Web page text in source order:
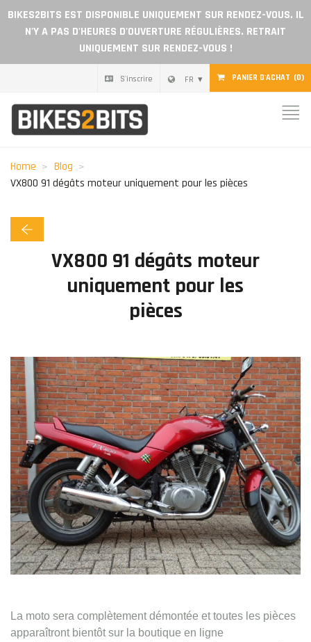
BIKES2BITS EST DISPONIBLE UNIQUEMENT SUR RENDEZ-VOUS. IL
N'Y A PAS D'HEURES D'OUVERTURE RÉGULIÈRES. RETRAIT
UNIQUEMENT SUR RENDEZ-VOUS !
PANIER D'ACHAT (0)
FR
S'inscrire
Pièces
Chèque cadeau
Devenir revendeur
Home
Blog
VX800 91 dégâts moteur uniquement pour les pièces
VX800 91 dégâts moteur
uniquement pour les
pièces
La moto sera complètement démontée et toutes les pièces
apparaîtront bientôt sur la boutique en ligne